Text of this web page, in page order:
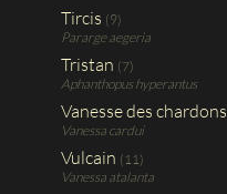
Tircis (9)
Pararge aegeria
Tristan (7)
Aphanthopus hyperantus
Vanesse des chardons
Vanessa cardui
Vulcain (11)
Vanessa atalanta